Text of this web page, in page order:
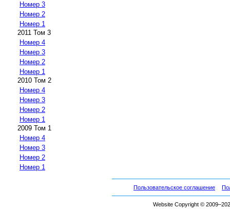
Номер 3
Номер 2
Номер 1
2011 Том 3
Номер 4
Номер 3
Номер 2
Номер 1
2010 Том 2
Номер 4
Номер 3
Номер 2
Номер 1
2009 Том 1
Номер 4
Номер 3
Номер 2
Номер 1
Пользовательское соглашение
Website Copyright ©